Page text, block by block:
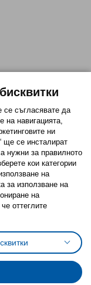
(Cookies)
бисквитки
за личните данни
на ikea.bg
Family
IKEA Family
се съгласявате да
на навигацията,
ни
ще се инсталират
нужни за правилното
кои категории
на
за използване на
на
оттеглите